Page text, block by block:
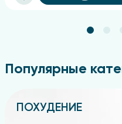
Популярные
ПОХУДЕНИЕ